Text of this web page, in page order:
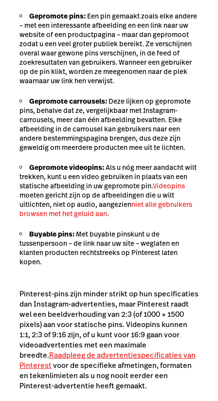
Gepromote pins: Een pin gemaakt zoals elke andere
– met een interessante afbeelding en een link naar uw
website of een productpagina – maar dan gepromoot
zodat u een veel groter publiek bereikt. Ze verschijnen
overal waar gewone pins verschijnen, in de feed of
zoekresultaten van gebruikers. Wanneer een gebruiker
op de pin klikt, worden ze meegenomen naar de plek
waarnaar uw link hen verwijst.
Gepromote carrousels: Deze lijken op gepromote
pins, behalve dat ze, vergelijkbaar met Instagram-
carrousels, meer dan één afbeelding bevatten. Elke
afbeelding in de carrousel kan gebruikers naar een
andere bestemmingspagina brengen, dus deze zijn
geweldig om meerdere producten mee uit te lichten.
Gepromote videopins:Als u nóg meer aandacht wilt
trekken, kunt u een video gebruiken in plaats van een
statische afbeelding in uw gepromote pin.Videopins
moeten gericht zijn op de afbeeldingen die u wilt
uitlichten, niet op audio, aangezienniet alle gebruikers
browsen met het geluid aan.
Buyable pins:Met buyable pinskunt u de
tussenpersoon – de link naar uw site – weglaten en
klanten producten rechtstreeks op Pinterest laten
kopen.
Pinterest-pins zijn minder strikt op hun specificaties
dan Instagram-advertenties, maar Pinterest raadt
wel een beeldverhouding van 2:3 (of 1000 × 1500
pixels) aan voor statische pins. Videopins kunnen
1:1, 2:3 of 9:16 zijn, of u kunt voor 16:9 gaan voor
videoadvertenties met een maximale
breedte.Raadpleeg de advertentiespecificaties van
Pinterestvoor de specifieke afmetingen, formaten
en tekenlimieten als u nog nooit eerder een
Pinterest-advertentie heeft gemaakt.